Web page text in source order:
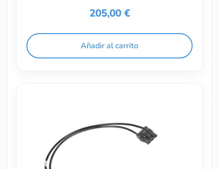
205,00 €
Añadir al carrito